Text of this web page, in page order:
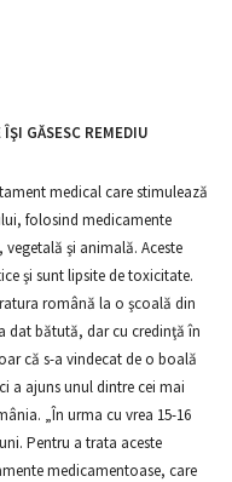
GĂSESC REMEDIU
medical care stimulează
folosind medicamente
şi animală. Aceste
şi sunt lipsite de toxicitate.
română la o şcoală din
dat bătută, dar cu credinţă în
că s-a vindecat de o boală
a ajuns unul dintre cei mai
„În urma cu vrea 15-16
Pentru a trata aceste
medicamentoase, care